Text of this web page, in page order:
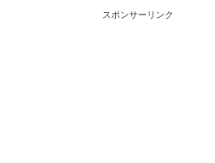
スポンサーリンク